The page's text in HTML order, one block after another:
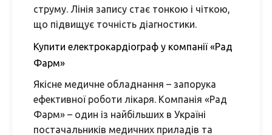
струму. Лінія запису стає тонкою і чіткою,
що підвищує точність діагностики.
Купити електрокардіограф у компанії «Рад
Фарм»
Якісне медичне обладнання – запорука
ефективної роботи лікаря. Компанія «Рад
Фарм» – один із найбільших в Україні
постачальників медичних приладів та